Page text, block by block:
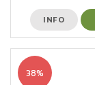
INFO
38%